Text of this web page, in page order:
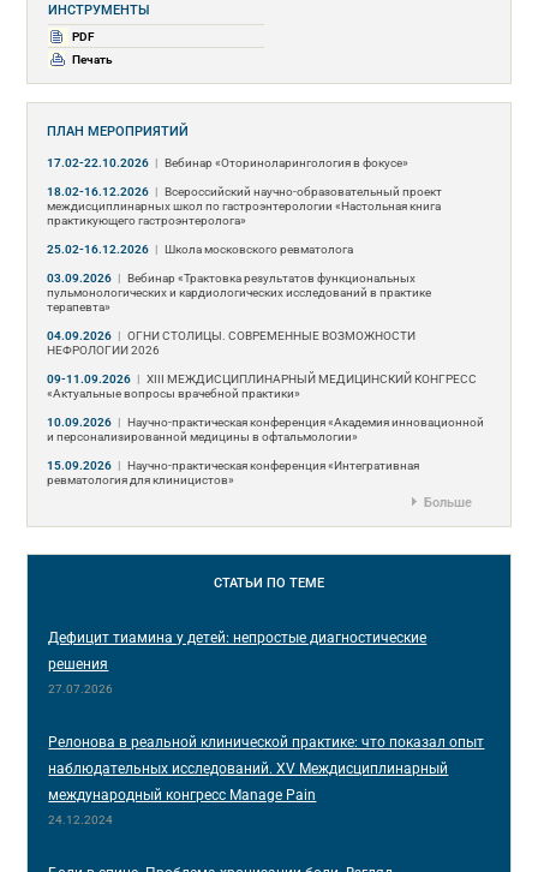
ИНСТРУМЕНТЫ
PDF
Печать
ПЛАН МЕРОПРИЯТИЙ
17.02-22.10.2026 | Вебинар «Оториноларингология в фокусе»
18.02-16.12.2026 | Всероссийский научно-образовательный проект
междисциплинарных школ по гастроэнтерологии «Настольная книга
практикующего гастроэнтеролога»
25.02-16.12.2026 | Школа московского ревматолога
03.09.2026 | Вебинар «Трактовка результатов функциональных
пульмонологических и кардиологических исследований в практике
терапевта»
04.09.2026 | ОГНИ СТОЛИЦЫ. СОВРЕМЕННЫЕ ВОЗМОЖНОСТИ
НЕФРОЛОГИИ 2026
09-11.09.2026 | ХIII МЕЖДИСЦИПЛИНАРНЫЙ МЕДИЦИНСКИЙ КОНГРЕСС
«Актуальные вопросы врачебной практики»
10.09.2026 | Научно-практическая конференция «Академия инновационной
и персонализированной медицины в офтальмологии»
15.09.2026 | Научно-практическая конференция «Интегративная
ревматология для клиницистов»
Больше
СТАТЬИ ПО ТЕМЕ
Дефицит тиамина у детей: непростые диагностические
решения
27.07.2026
Релонова в реальной клинической практике: что показал опыт
наблюдательных исследований. XV Междисциплинарный
международный конгресс Manage Pain
24.12.2024